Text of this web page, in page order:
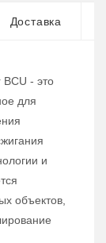
Доставка
- это
для
и
объектов,